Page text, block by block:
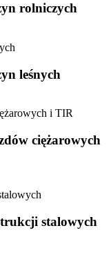
rolniczych
leśnych
ciężarowych
stalowych